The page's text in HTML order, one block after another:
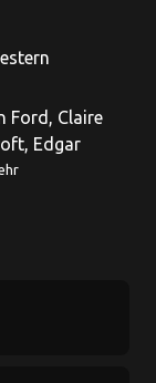
Ford, Claire
Edgar